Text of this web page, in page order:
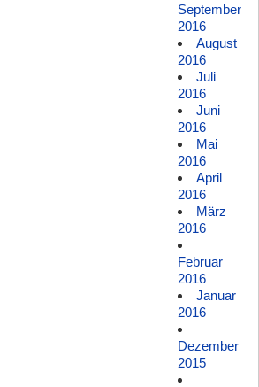
September
2016
August
2016
Juli
2016
Juni
2016
Mai
2016
April
2016
März
2016
Februar
2016
Januar
2016
Dezember
2015